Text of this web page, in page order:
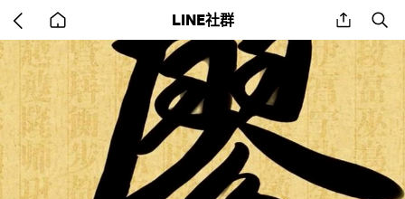
back
to
home
LINE社群 share